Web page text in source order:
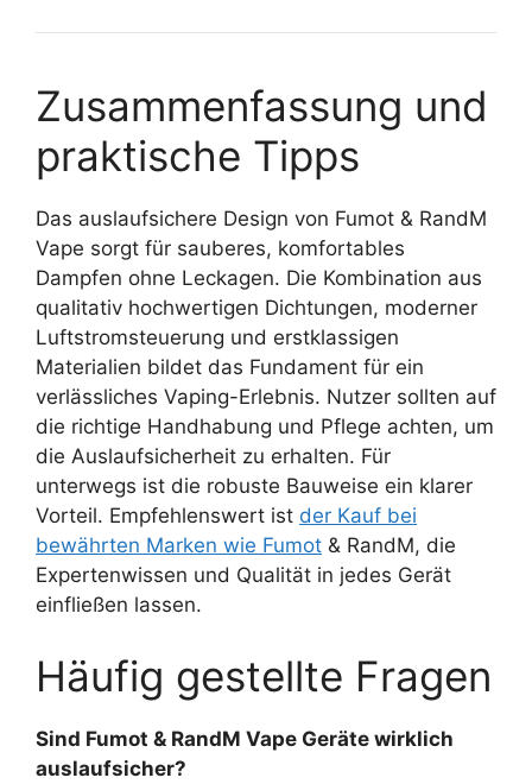
Zusammenfassung und
praktische Tipps
Das auslaufsichere Design von Fumot & RandM
Vape sorgt für sauberes, komfortables
Dampfen ohne Leckagen. Die Kombination aus
qualitativ hochwertigen Dichtungen, moderner
Luftstromsteuerung und erstklassigen
Materialien bildet das Fundament für ein
verlässliches Vaping-Erlebnis. Nutzer sollten auf
die richtige Handhabung und Pflege achten, um
die Auslaufsicherheit zu erhalten. Für
unterwegs ist die robuste Bauweise ein klarer
Vorteil. Empfehlenswert ist der Kauf bei
bewährten Marken wie Fumot & RandM, die
Expertenwissen und Qualität in jedes Gerät
einfließen lassen.
Häufig gestellte Fragen
Sind Fumot & RandM Vape Geräte wirklich
auslaufsicher?